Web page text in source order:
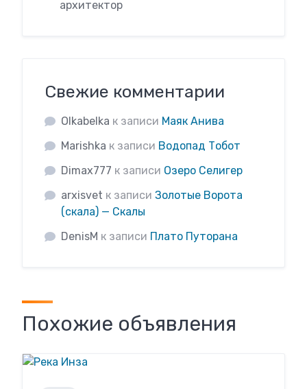
архитектор
Свежие комментарии
Olkabelka к записи Маяк Анива
Marishka к записи Водопад Тобот
Dimax777 к записи Озеро Селигер
arxisvet к записи Золотые Ворота
(скала) — Скалы
DenisM к записи Плато Путорана
Похожие объявления